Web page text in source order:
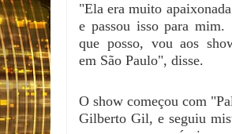
"Ela era muito
e passou isso para mim.
que posso, vou aos
em São Paulo", disse.
O show começou com
Gilberto Gil, e seguiu